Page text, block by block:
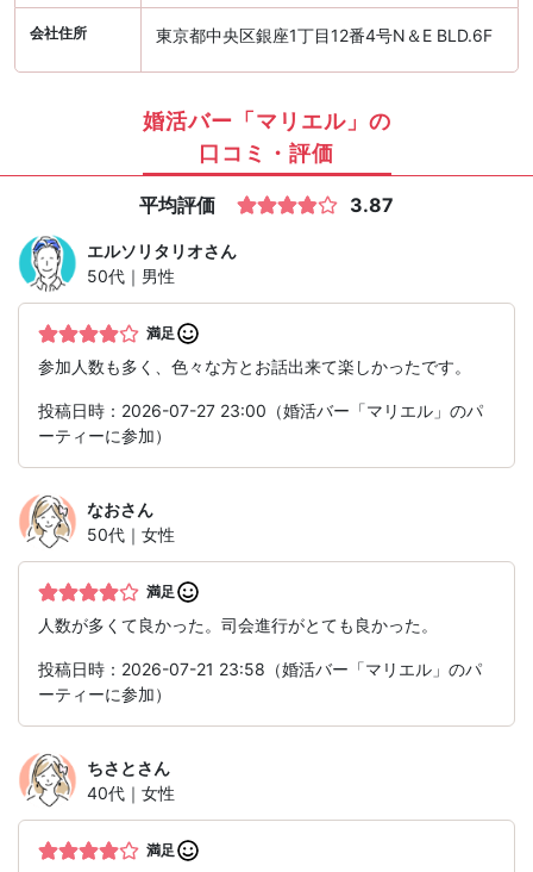
会社住所 東京都中央区銀座1丁目12番4号N＆E BLD.6F
婚活バー「マリエル」の
口コミ・評価
平均評価 3.87
エルソリタリオさん
50代｜男性
満足
参加人数も多く、色々な方とお話出来て楽しかったです。
投稿日時：2026-07-27 23:00（婚活バー「マリエル」のパ
ーティーに参加）
なおさん
50代｜女性
満足
人数が多くて良かった。司会進行がとても良かった。
投稿日時：2026-07-21 23:58（婚活バー「マリエル」のパ
ーティーに参加）
ちさとさん
40代｜女性
満足